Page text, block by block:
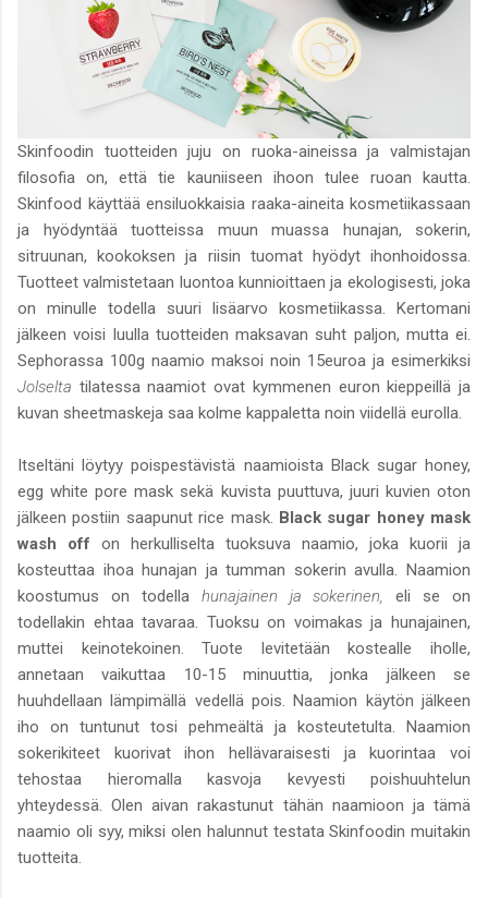
Skinfoodin tuotteiden juju on ruoka-aineissa ja valmistajan
filosofia on, että tie kauniiseen ihoon tulee ruoan kautta.
Skinfood käyttää ensiluokkaisia raaka-aineita kosmetiikassaan
ja hyödyntää tuotteissa muun muassa hunajan, sokerin,
sitruunan, kookoksen ja riisin tuomat hyödyt ihonhoidossa.
Tuotteet valmistetaan luontoa kunnioittaen ja ekologisesti, joka
on minulle todella suuri lisäarvo kosmetiikassa. Kertomani
jälkeen voisi luulla tuotteiden maksavan suht paljon, mutta ei.
Sephorassa 100g naamio maksoi noin 15euroa ja esimerkiksi
Jolselta tilatessa naamiot ovat kymmenen euron kieppeillä ja
kuvan sheetmaskeja saa kolme kappaletta noin viidellä eurolla.
Itseltäni löytyy poispestävistä naamioista Black sugar honey,
egg white pore mask sekä kuvista puuttuva, juuri kuvien oton
jälkeen postiin saapunut rice mask. Black sugar honey mask
wash off on herkulliselta tuoksuva naamio, joka kuorii ja
kosteuttaa ihoa hunajan ja tumman sokerin avulla. Naamion
koostumus on todella hunajainen ja sokerinen,eli se on
todellakin ehtaa tavaraa. Tuoksu on voimakas ja hunajainen,
muttei keinotekoinen. Tuote levitetään kostealle iholle,
annetaan vaikuttaa 10-15 minuuttia, jonka jälkeen se
huuhdellaan lämpimällä vedellä pois. Naamion käytön jälkeen
iho on tuntunut tosi pehmeältä ja kosteutetulta. Naamion
sokerikiteet kuorivat ihon hellävaraisesti ja kuorintaa voi
tehostaa hieromalla kasvoja kevyesti poishuuhtelun
yhteydessä. Olen aivan rakastunut tähän naamioon ja tämä
naamio oli syy, miksi olen halunnut testata Skinfoodin muitakin
tuotteita.